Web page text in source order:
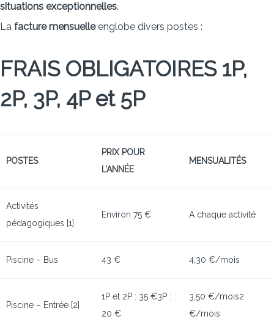
situations exceptionnelles.
La facture mensuelleenglobe divers postes :
FRAIS OBLIGATOIRES 1P,
2P, 3P, 4P et 5P
POSTES
PRIX POUR
L’ANNÉE
MENSUALITÉS
Activités
pédagogiques [1]
Environ 75 € A chaque activité
Piscine – Bus 43 € 4,30 €/mois
Piscine – Entrée [2]
1P et 2P : 35 €3P :
20 €
3,50 €/mois2
€/mois